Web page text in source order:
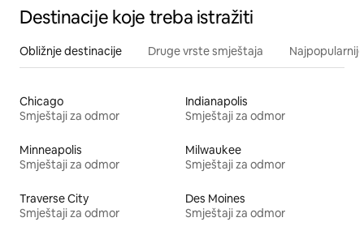
Destinacije koje treba istražiti
Obližnje destinacije Druge vrste smještaja
Chicago
Smještaji za odmor
Indianapolis
Smještaji za odmor
Minneapolis
Smještaji za odmor
Milwaukee
Smještaji za odmor
Traverse City
Smještaji za odmor
Des Moines
Smještaji za odmor